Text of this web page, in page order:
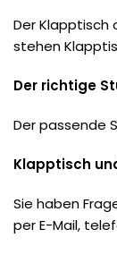
Der Klapptisch
stehen
Der richtige
Der passende
Klapptisch
Sie haben
per E-Mail,